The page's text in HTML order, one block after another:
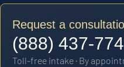
Request a
(888) 437-
Toll-free intake · By